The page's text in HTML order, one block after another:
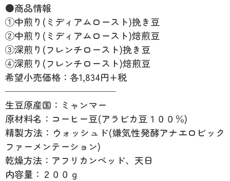
●商品情報
①中煎り(ミディアムロースト)挽き豆
②中煎り(ミディアムロースト)焙煎豆
③深煎り(フレンチロースト)挽き豆
④深煎り(フレンチロースト)焙煎豆
希望小売価格：各1,834円+税
————————————
生豆原産国：ミャンマー
原材料名：コーヒー豆(アラビカ豆１００％)
精製方法：ウォッシュド(嫌気性発酵アナエロビック
ファーメンテーション)
乾燥方法：アフリカンベッド、天日
内容量：２００ｇ